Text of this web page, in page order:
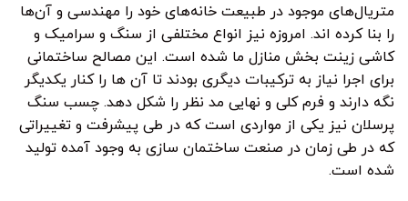
متریال‌های موجود در طبیعت خانه‌های خود را مهندسی و آن‌ها
را بنا کرده اند. امروزه نیز انواع مختلفی از سنگ و سرامیک و
کاشی زینت بخش منازل ما شده است. این مصالح ساختمانی
برای اجرا نیاز به ترکیبات دیگری بودند تا آن ها را کنار یکدیگر
نگه دارند و فرم کلی و نهایی مد نظر را شکل دهد. چسب سنگ
پرسلان نیز یکی از مواردی است که در طی پیشرفت و تغییراتی
که در طی زمان در صنعت ساختمان سازی به وجود آمده تولید
شده است.